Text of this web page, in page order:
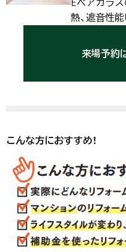
熱、遮音性
来場予約
こんな方におすすめ！